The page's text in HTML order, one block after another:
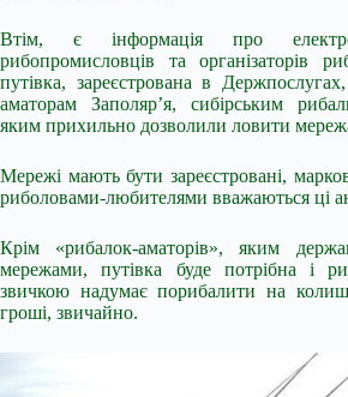
Втім, є інформація про
рибопромисловців та організаторів
путівка, зареєстрована в
аматорам Заполяр’я, сибірським
яким прихильно дозволили ловити
Мережі мають бути зареєстровані,
риболовами-любителями вважаються ці
Крім «рибалок-аматорів», яким
мережами, путівка буде потрібна і
звичкою надумає порибалити на
гроші, звичайно.